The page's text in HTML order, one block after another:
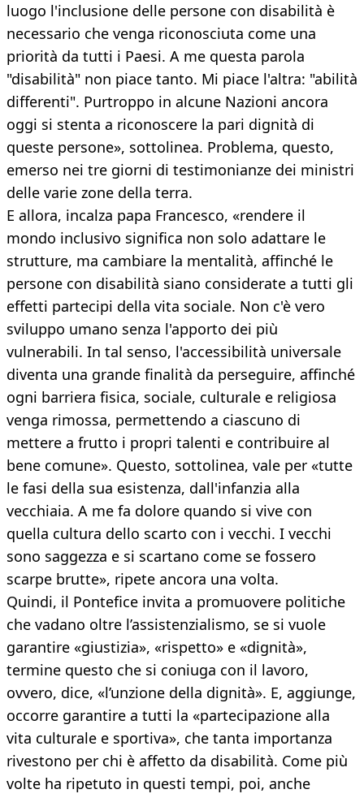
luogo l'inclusione delle persone con disabilità è
necessario che venga riconosciuta come una
priorità da tutti i Paesi. A me questa parola
"disabilità" non piace tanto. Mi piace l'altra: "abilità
differenti". Purtroppo in alcune Nazioni ancora
oggi si stenta a riconoscere la pari dignità di
queste persone», sottolinea. Problema, questo,
emerso nei tre giorni di testimonianze dei ministri
delle varie zone della terra.
E allora, incalza papa Francesco, «rendere il
mondo inclusivo significa non solo adattare le
strutture, ma cambiare la mentalità, affinché le
persone con disabilità siano considerate a tutti gli
effetti partecipi della vita sociale. Non c'è vero
sviluppo umano senza l'apporto dei più
vulnerabili. In tal senso, l'accessibilità universale
diventa una grande finalità da perseguire, affinché
ogni barriera fisica, sociale, culturale e religiosa
venga rimossa, permettendo a ciascuno di
mettere a frutto i propri talenti e contribuire al
bene comune». Questo, sottolinea, vale per «tutte
le fasi della sua esistenza, dall'infanzia alla
vecchiaia. A me fa dolore quando si vive con
quella cultura dello scarto con i vecchi. I vecchi
sono saggezza e si scartano come se fossero
scarpe brutte», ripete ancora una volta.
Quindi, il Pontefice invita a promuovere politiche
che vadano oltre l’assistenzialismo, se si vuole
garantire «giustizia», «rispetto» e «dignità»,
termine questo che si coniuga con il lavoro,
ovvero, dice, «l’unzione della dignità». E, aggiunge,
occorre garantire a tutti la «partecipazione alla
vita culturale e sportiva», che tanta importanza
rivestono per chi è affetto da disabilità. Come più
volte ha ripetuto in questi tempi, poi, anche